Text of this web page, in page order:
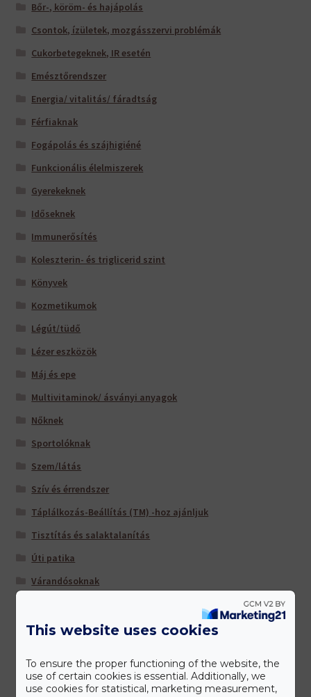
Bőr-, köröm- és hajápolás
Csontok, ízületek, mozgásszervi problémák
Cukorbetegeknek, IR esetén
Emésztőrendszer
Energia/ vitalitás/ fáradtság
Férfiaknak
Fogápolás és szájhigiéné
Funkcionális élelmiszerek
Gyerekeknek
Időseknek
Immunerősítés
Koleszterin- és triglicerid szint
Könyvek
Kozmetikumok
Légút/tüdő
Lézer eszközök
Máj és epe
Multivitaminok/ ásványi anyagok
Nőknek
Sportolóknak
Szem/látás
Szív és érrendszer
Táplálkozás-Beállítás (TM) -hoz ajánljuk
Tisztítás és salaktalanítás
Úti patika
Várandósoknak
Gyártóink
This website uses cookies
To ensure the proper functioning of the website, the
use of certain cookies is essential. Additionally, we
use cookies for statistical, marketing measurement,